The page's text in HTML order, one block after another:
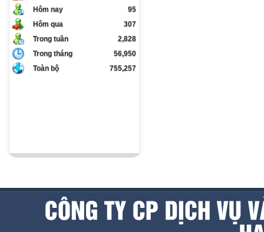
Hôm nay
95
Hôm qua
307
Trong tuần
2,828
Trong tháng
56,950
Toàn bộ
755,257